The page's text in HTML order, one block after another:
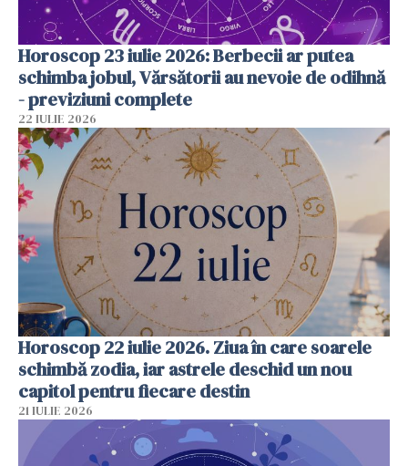
Horoscop 23 iulie 2026: Berbecii ar putea
schimba jobul, Vărsătorii au nevoie de odihnă
- previziuni complete
22 IULIE 2026
Horoscop 22 iulie 2026. Ziua în care soarele
schimbă zodia, iar astrele deschid un nou
capitol pentru fiecare destin
21 IULIE 2026